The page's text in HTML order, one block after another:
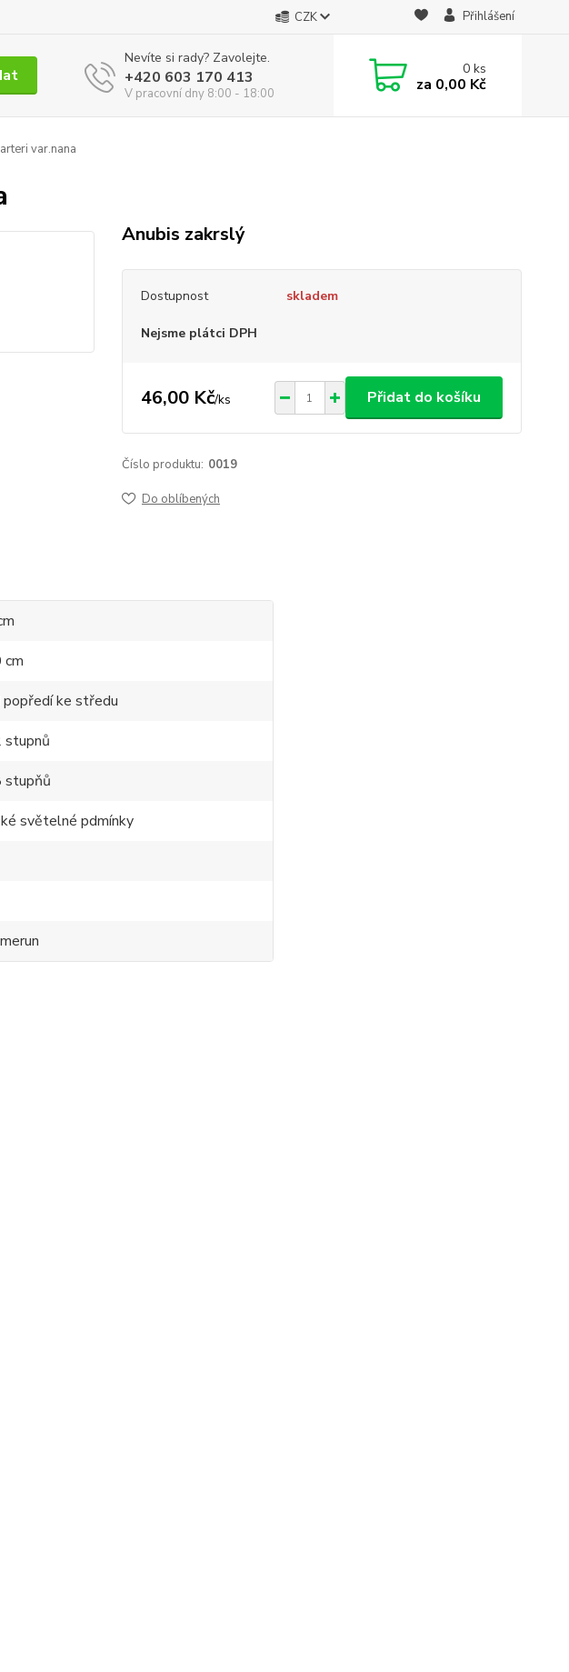
CZK Přihlášení
Nevíte si rady? Zavolejte.
+420 603 170 413
V pracovní dny 8:00 - 18:00
0ks
za 0,00 Kč
var.nana
Anubis zakrslý
Dostupnost skladem
Nejsme plátci DPH
46,00 Kč/ks Přidat do košíku
Číslo produktu: 0019
Do oblíbených
cm
popředí ke středu
stupnů
stupňů
světelné pdmínky